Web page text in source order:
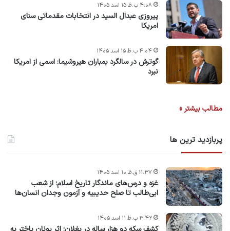
پیروزی عبدال السید در انتخابات مقدماتی سنای
امریکا
۴:۰۸ ب.ظ ۱۵ اسد ۱۴۰۵
گوترش در سالگرد بمباران هیروشیما: اسمی از امریکا
نبرد
۴:۰۴ ب.ظ ۱۵ اسد ۱۴۰۵
مطالب بیشتر »
پربازدید ترین ها
غزه و درس‌های ماندگار تاریخ اسلام؛ از شعب
ابی‌طالب تا صلح حدیبیه و آزمون وجدان انسان‌ها
۱۱:۳۷ ق.ظ ۱۰ اسد ۱۴۰۵
۳:۴۲ ب.ظ ۱۱ اسد ۱۴۰۵